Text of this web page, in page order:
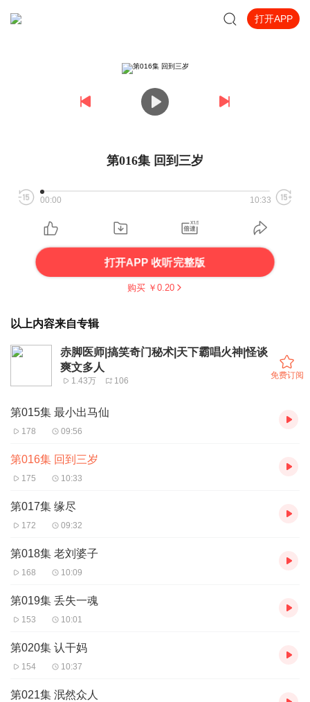
打开APP
第016集 回到三岁
00:00 10:33
打开APP 收听完整版
购买 ￥ 0.20
以上内容来自专辑
赤脚医师|搞笑奇门秘术|天下霸唱火神|怪谈
爽文多人
1.43万 106
免费订阅
第015集 最小出马仙
178 09:56
第016集 回到三岁
175 10:33
第017集 缘尽
172 09:32
第018集 老刘婆子
168 10:09
第019集 丢失一魂
153 10:01
第020集 认干妈
154 10:37
第021集 泯然众人